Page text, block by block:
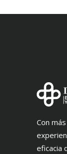
Con
eficacia